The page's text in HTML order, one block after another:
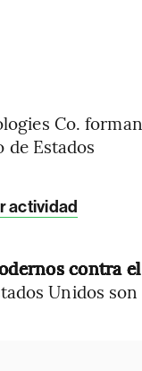
Co. forman
Estados
actividad
contra el
Unidos son